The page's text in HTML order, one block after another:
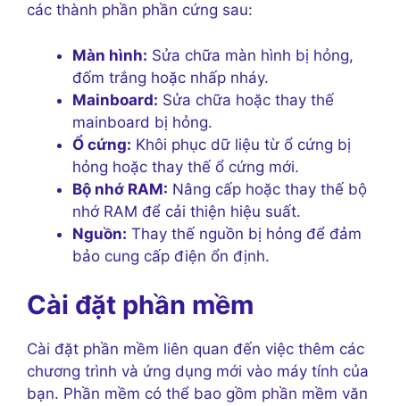
các thành phần phần cứng sau:
Màn hình: Sửa chữa màn hình bị hỏng,
đốm trắng hoặc nhấp nháy.
Mainboard: Sửa chữa hoặc thay thế
mainboard bị hỏng.
Ổ cứng: Khôi phục dữ liệu từ ổ cứng bị
hỏng hoặc thay thế ổ cứng mới.
Bộ nhớ RAM: Nâng cấp hoặc thay thế bộ
nhớ RAM để cải thiện hiệu suất.
Nguồn: Thay thế nguồn bị hỏng để đảm
bảo cung cấp điện ổn định.
Cài đặt phần mềm
Cài đặt phần mềm liên quan đến việc thêm các
chương trình và ứng dụng mới vào máy tính của
bạn. Phần mềm có thể bao gồm phần mềm văn